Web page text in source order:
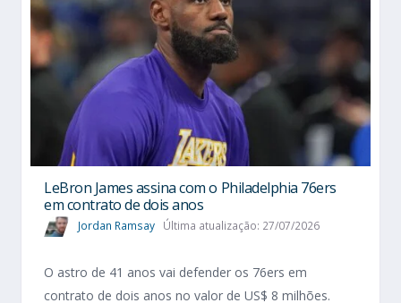
LeBron James assina com o Philadelphia 76ers
em contrato de dois anos
Jordan Ramsay Última atualização: 27/07/2026
O astro de 41 anos vai defender os 76ers em
contrato de dois anos no valor de US$ 8 milhões.